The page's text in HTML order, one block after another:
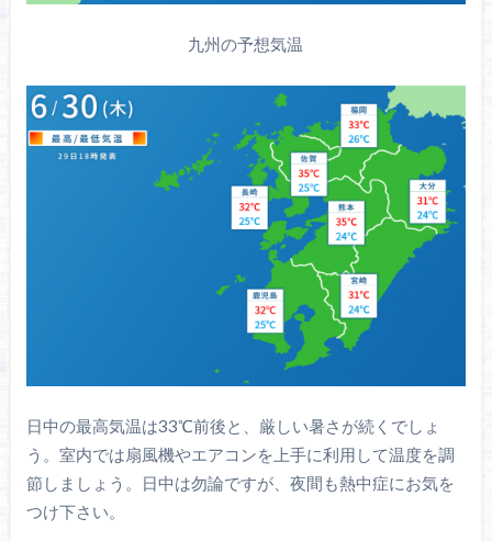
九州の予想気温
日中の最高気温は33℃前後と、厳しい暑さが続くでしょ
う。室内では扇風機やエアコンを上手に利用して温度を調
節しましょう。日中は勿論ですが、夜間も熱中症にお気を
つけ下さい。